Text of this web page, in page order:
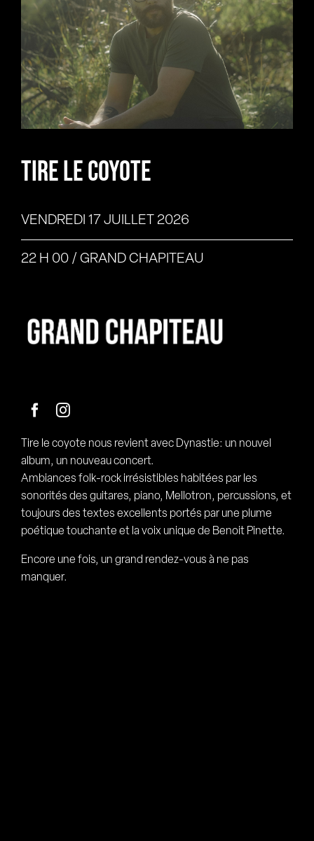
TIRE LE COYOTE
VENDREDI 17 JUILLET 2026
22 H 00 / GRAND CHAPITEAU
FacebookInstagram
Tire le coyote nous revient avec Dynastie: un nouvel
album, un nouveau concert.
Ambiances folk-rock irrésistibles habitées par les
sonorités des guitares, piano, Mellotron, percussions, et
toujours des textes excellents portés par une plume
poétique touchante et la voix unique de Benoit Pinette.
Encore une fois, un grand rendez-vous à ne pas
manquer.